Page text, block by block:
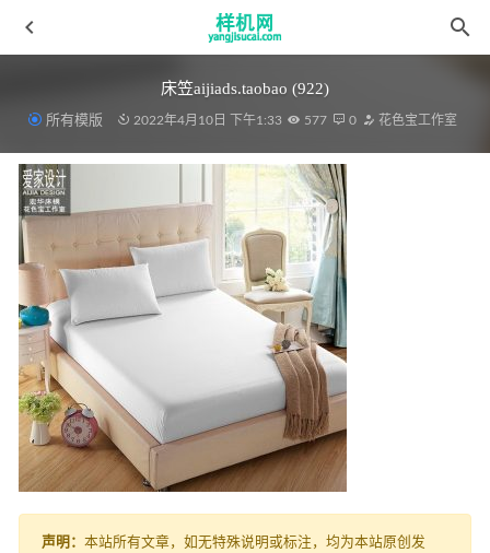
床笠aijiads.taobao (922)
所有模版 2022年4月10日 下午1:33 577 0 花色宝工作室
声明： 本站所有文章，如无特殊说明或标注，均为本站原创发
四件套花色宝(1957)叠加90度gif_(5) 2022-04-09
浴帘花色宝(2028)浴帘细节2 2022-03-15
全自动模板花色宝(2012)智能自动xiaoguo 2022-04-10
毛毯aijiads.taobao (1416) -3
2022-03-28
绗缝被花色宝(2375)智能xg 2022-03-19